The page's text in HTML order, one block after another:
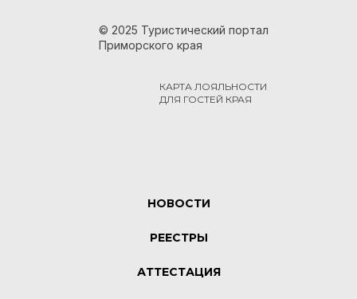
© 2025 Туристический портал
Приморского края
КАРТА ЛОЯЛЬНОСТИ
ДЛЯ ГОСТЕЙ КРАЯ
НОВОСТИ
РЕЕСТРЫ
АТТЕСТАЦИЯ